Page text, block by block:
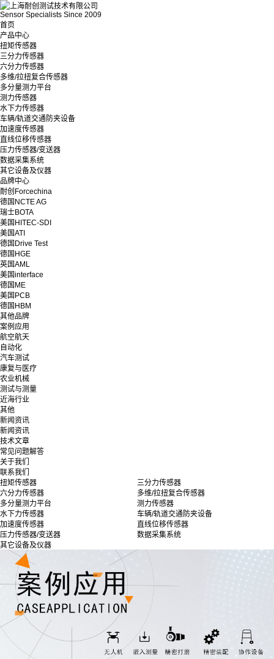
Sensor Specialists Since 2009
首页
产品中心
扭矩传感器
三分力传感器
六分力传感器
多维/拉扭复合传感器
多分量测力平台
测力传感器
水下力传感器
车辆/轨道交通防夹设备
加速度传感器
直线位移传感器
压力传感器/变送器
数据采集系统
其它设备及仪器
品牌中心
耐创Forcechina
德国NCTE AG
瑞士BOTA
美国HITEC-SDI
美国ATI
德国Drive Test
德国HGE
英国AML
美国interface
德国ME
美国PCB
德国HBM
其他品牌
案例应用
航空航天
自动化
汽车测试
康复与医疗
农业机械
测试与测量
近海行业
其他
新闻资讯
新闻资讯
技术文章
常见问题解答
关于我们
联系我们
扭矩传感器
三分力传感器
六分力传感器
多维/拉扭复合传感器
多分量测力平台
测力传感器
水下力传感器
车辆/轨道交通防夹设备
加速度传感器
直线位移传感器
压力传感器/变送器
数据采集系统
其它设备及仪器